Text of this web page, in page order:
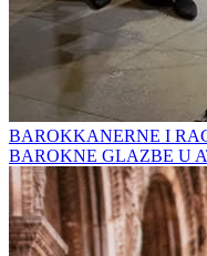
BAROKKANERNE I
BAROKNE GLAZBE U